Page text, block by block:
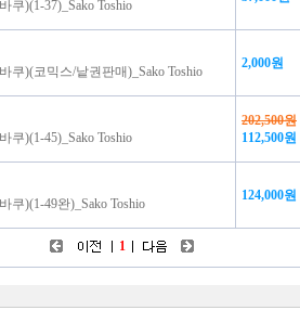
쿠)(1-37)_Sako Toshio
쿠)(코믹스/낱권판매)_Sako Toshio
2,000원
쿠)(1-45)_Sako Toshio
202,500원
112,500원
쿠)(1-49완)_Sako Toshio
124,000원
1